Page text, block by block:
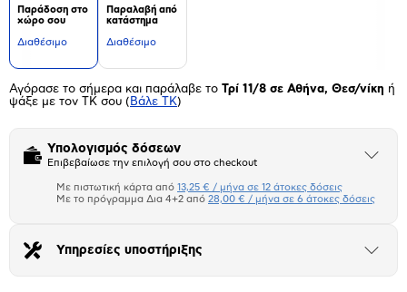
Παράδοση στο
χώρο σου
Διαθέσιμο
Παραλαβή από
κατάστημα
Διαθέσιμο
Αγόρασε το σήμερα και παράλαβε το Τρί 11/8 σε Αθήνα, Θεσ/νίκη ή
ψάξε με τον ΤΚ σου ( Βάλε ΤΚ)
Υπολογισμός δόσεων
Επιβεβαίωσε την επιλογή σου στο checkout
Άνοιξε
Πιστωτική κάρτα
Με πιστωτική κάρτα από 13,25 € / μήνα σε 12 άτοκες δόσεις
Με το πρόγραμμα Δια 4+2 από 28,00 € / μήνα σε 6 άτοκες δόσεις
Υπηρεσίες υποστήριξης
Άνοιξε